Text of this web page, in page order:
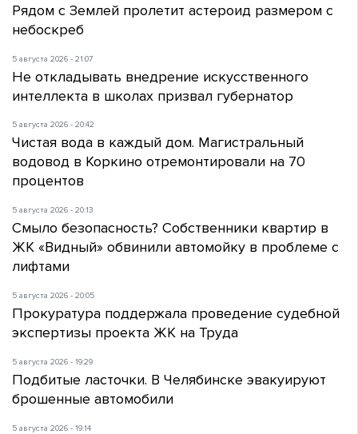
Рядом с Землей пролетит астероид размером с
небоскреб
5 августа 2026 - 21:07
Не откладывать внедрение искусственного
интеллекта в школах призвал губернатор
5 августа 2026 - 20:42
Чистая вода в каждый дом. Магистральный
водовод в Коркино отремонтировали на 70
процентов
5 августа 2026 - 20:13
Смыло безопасность? Собственники квартир в
ЖК «Видный» обвинили автомойку в проблеме с
лифтами
5 августа 2026 - 20:05
Прокуратура поддержала проведение судебной
экспертизы проекта ЖК на Труда
5 августа 2026 - 19:29
Подбитые ласточки. В Челябинске эвакуируют
брошенные автомобили
5 августа 2026 - 19:14